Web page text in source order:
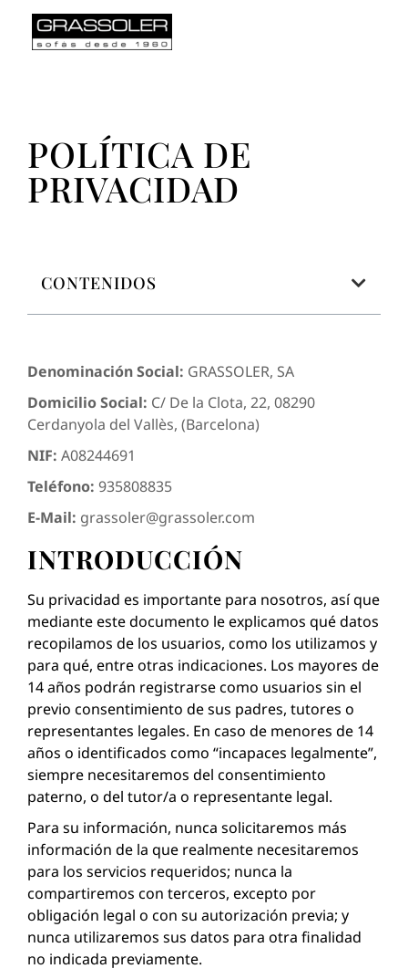
POLÍTICA DE
PRIVACIDAD
CONTENIDOS
Denominación Social: GRASSOLER, SA
Domicilio Social: C/ De la Clota, 22, 08290
Cerdanyola del Vallès, (Barcelona)
NIF: A08244691
Teléfono: 935808835
E-Mail: grassoler@grassoler.com
INTRODUCCIÓN
Su privacidad es importante para nosotros, así que
mediante este documento le explicamos qué datos
recopilamos de los usuarios, como los utilizamos y
para qué, entre otras indicaciones. Los mayores de
14 años podrán registrarse como usuarios sin el
previo consentimiento de sus padres, tutores o
representantes legales. En caso de menores de 14
años o identificados como “incapaces legalmente”,
siempre necesitaremos del consentimiento
paterno, o del tutor/a o representante legal.
Para su información, nunca solicitaremos más
información de la que realmente necesitaremos
para los servicios requeridos; nunca la
compartiremos con terceros, excepto por
obligación legal o con su autorización previa; y
nunca utilizaremos sus datos para otra finalidad
no indicada previamente.